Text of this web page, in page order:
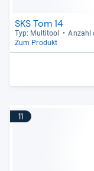
SKS Tom 14
Typ: Mul­ti­tool
Anzahl
Zum Produkt
11